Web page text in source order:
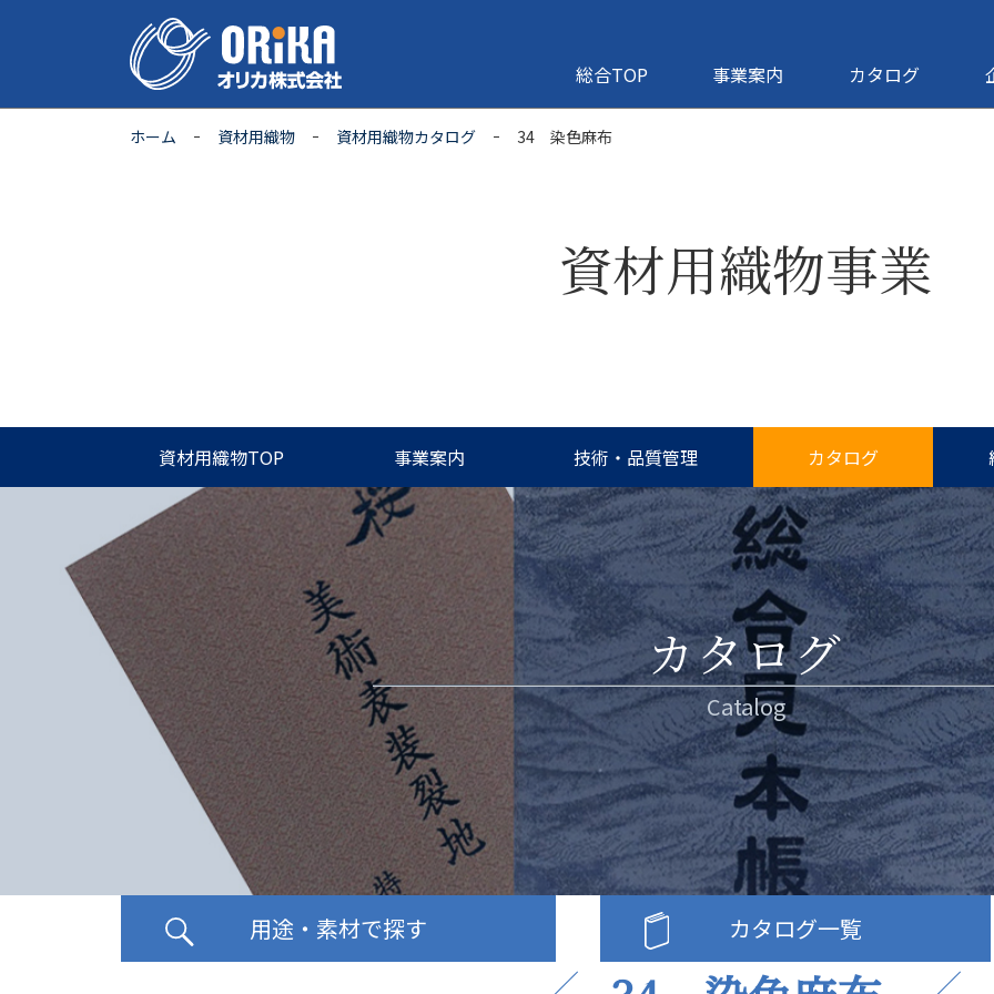
総合TOP 事業案内 カタログ
ホーム 資材用織物 資材用織物カタログ 34 染色麻布
資材用織物事業
資材用織物TOP 事業案内 技術・品質管理 カタログ
カタログ
Catalog
用途・素材で探す カタログ一覧